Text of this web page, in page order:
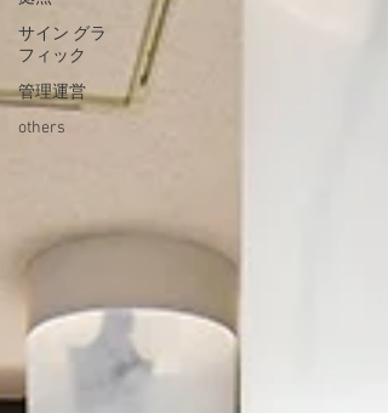
サイン グラ
フィック
管理運営
others